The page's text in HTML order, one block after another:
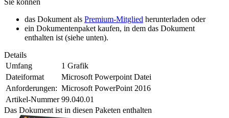
Sie können
das Dokument als Premium-Mitglied herunterladen oder
ein Dokumentenpaket kaufen, in dem das Dokument
enthalten ist (siehe unten).
Details
Umfang
1 Grafik
Dateiformat
Microsoft Powerpoint Datei
Anforderungen: Microsoft PowerPoint 2016
Artikel-Nummer 99.040.01
Das Dokument ist in diesen Paketen enthalten